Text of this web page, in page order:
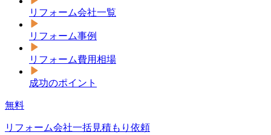
リフォーム会社一覧
リフォーム事例
リフォーム費用相場
成功のポイント
無料
リフォーム会社一括見積もり依頼